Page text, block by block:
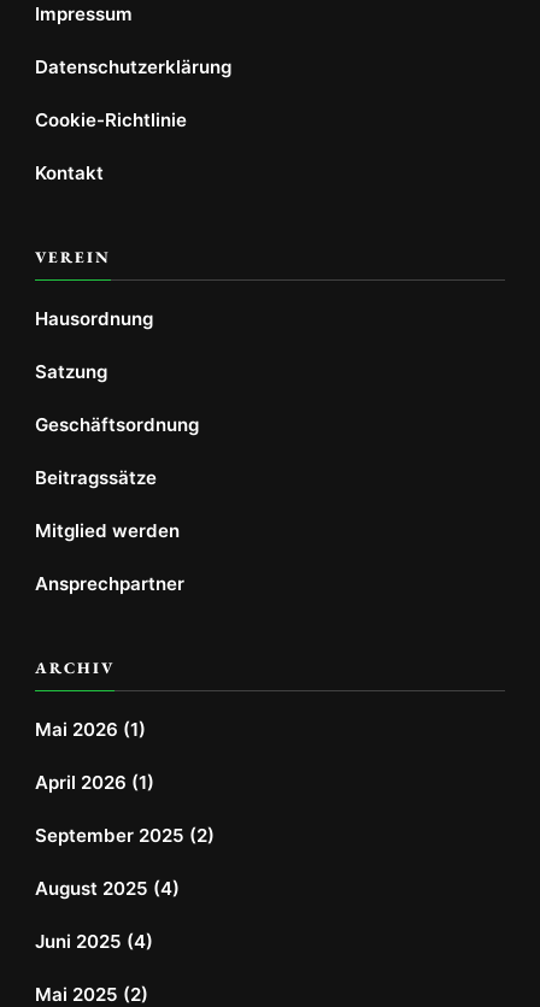
Impressum
Datenschutzerklärung
Cookie-Richtlinie
Kontakt
VEREIN
Hausordnung
Satzung
Geschäftsordnung
Beitragssätze
Mitglied werden
Ansprechpartner
ARCHIV
Mai 2026 (1)
April 2026 (1)
September 2025 (2)
August 2025 (4)
Juni 2025 (4)
Mai 2025 (2)